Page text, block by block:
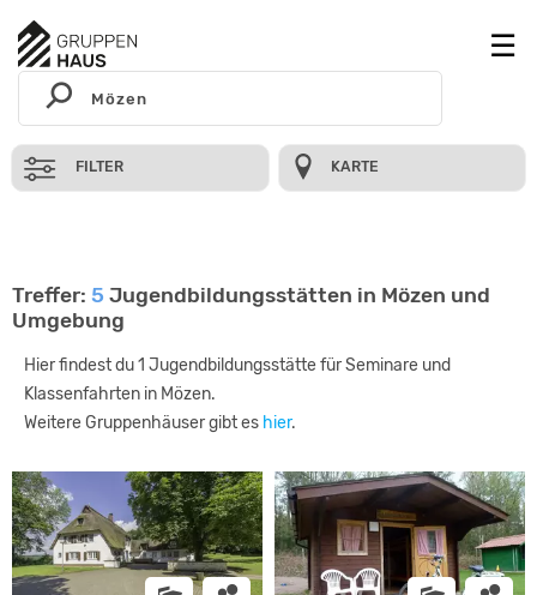
FILTER KARTE
Treffer: 5 Jugendbildungsstätten in Mözen und
Umgebung
Hier findest du 1 Jugendbildungsstätte für Seminare und
Klassenfahrten in Mözen.
Weitere Gruppenhäuser gibt es hier.